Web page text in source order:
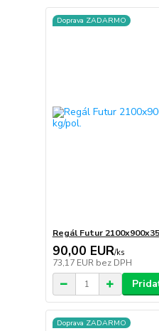
Doprava ZADARMO
Regál Futur
90,00 EUR/ks
73,17 EUR bez DPH
Doprava ZADARMO